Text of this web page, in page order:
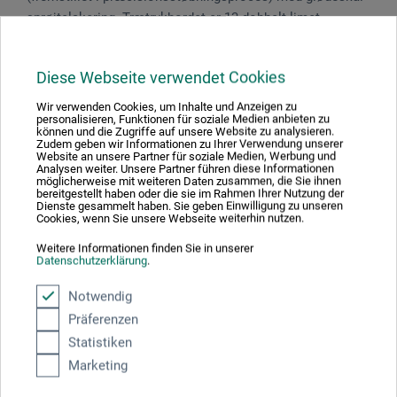
Diese Webseite verwendet Cookies
Wir verwenden Cookies, um Inhalte und Anzeigen zu
personalisieren, Funktionen für soziale Medien anbieten zu
können und die Zugriffe auf unsere Website zu analysieren.
Zudem geben wir Informationen zu Ihrer Verwendung unserer
Website an unsere Partner für soziale Medien, Werbung und
Analysen weiter. Unsere Partner führen diese Informationen
möglicherweise mit weiteren Daten zusammen, die Sie ihnen
bereitgestellt haben oder die sie im Rahmen Ihrer Nutzung der
Dienste gesammelt haben. Sie geben Einwilligung zu unseren
Cookies, wenn Sie unsere Webseite weiterhin nutzen.
Weitere Informationen finden Sie in unserer
Datenschutzerklärung.
Notwendig
Präferenzen
Statistiken
Marketing
sprøjtelakering. Trætrykbordet er 13-dobbelt limet
præcist på specielle ruller. Valsetrykket frembringes via
reguleringsspindler med trykfjedre, fremdrift foregår via
undervalsen. Udvekslingsforholdet er 1:2. Selv ved meget
højt valsetryk forbliver pressen letgående og sikker at
håndtere takket være tandhjulsudvekslingen. Inkl. trykfilt
hvid, blød, 1,5 mm, iht. DIN 61206.
Tekniske specifikationer:Valsediameter: øverst 80
mm/nederst 80 mmValselængde: 500 mmBordbredde:
500 mmBordlængde: 900 mmVægt: ca. 35,5 kgmaks.
pressetryk: 2.500 kgGennemgangshøjde: 34 mm med
trykbordUdvekslingsforhold: 1:2